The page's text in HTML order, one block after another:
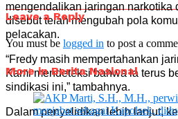
mengendalikan jaringan narkotika
disebut telah mengubah pola
pelacakan.
“Fredy masih mempertahankan
Kami mendeteksi bahwa ia terus
sindikasi ini,” tambahnya.
Dalam penyelidikan lebih lanjut,
Leave a Reply
You must be logged in to post a
More in Berita Nasional